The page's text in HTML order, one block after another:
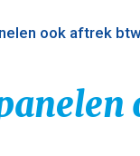
ook aftrek